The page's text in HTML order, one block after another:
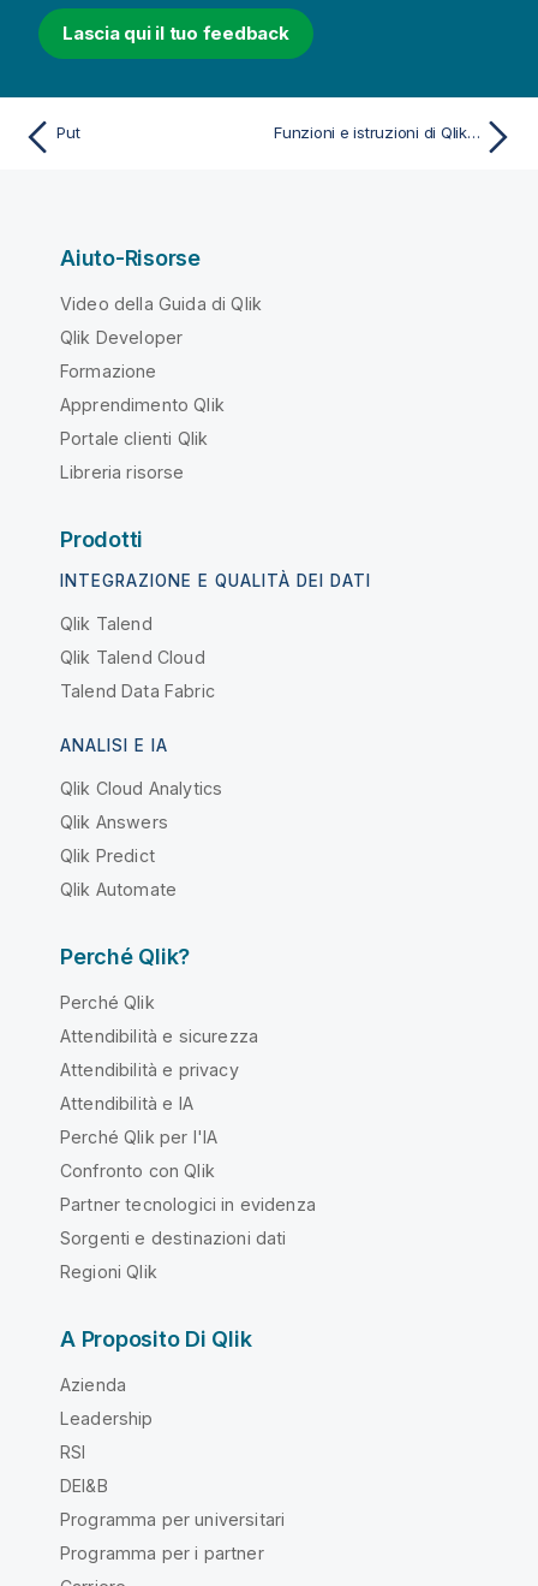
Lascia qui il tuo feedback
Put Funzioni e istruzioni di QlikView non supportate in Qlik Sense
Aiuto-Risorse
Video della Guida di Qlik
Qlik Developer
Formazione
Apprendimento Qlik
Portale clienti Qlik
Libreria risorse
Prodotti
INTEGRAZIONE E QUALITÀ DEI DATI
Qlik Talend
Qlik Talend Cloud
Talend Data Fabric
ANALISI E IA
Qlik Cloud Analytics
Qlik Answers
Qlik Predict
Qlik Automate
Perché Qlik?
Perché Qlik
Attendibilità e sicurezza
Attendibilità e privacy
Attendibilità e IA
Perché Qlik per l'IA
Confronto con Qlik
Partner tecnologici in evidenza
Sorgenti e destinazioni dati
Regioni Qlik
A Proposito Di Qlik
Azienda
Leadership
RSI
DEI&B
Programma per universitari
Programma per i partner